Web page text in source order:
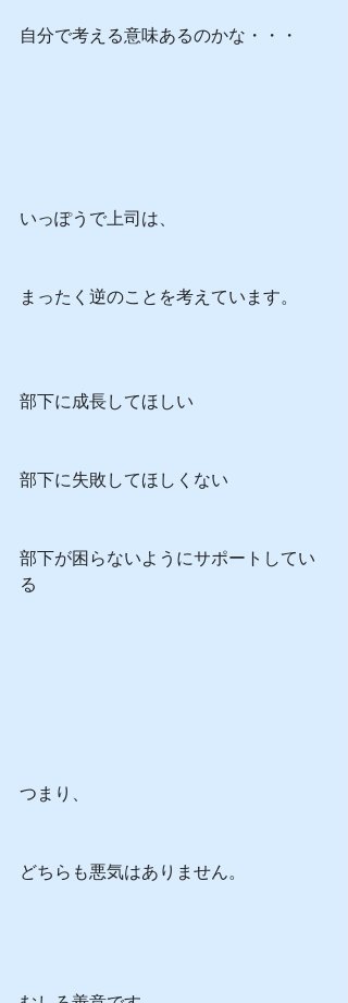
自分で考える意味あるのかな・・・
いっぽうで上司は、
まったく逆のことを考えています。
部下に成長してほしい
部下に失敗してほしくない
部下が困らないようにサポートしてい
る
つまり、
どちらも悪気はありません。